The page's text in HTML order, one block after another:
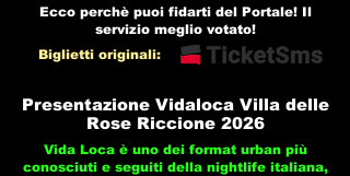
Ecco perchè puoi fidarti del Portale! Il
servizio meglio votato!
Biglietti originali:
Presentazione Vidaloca Villa delle
Rose Riccione 2026
Vida Loca è uno dei format urban più
conosciuti e seguiti della nightlife italiana,